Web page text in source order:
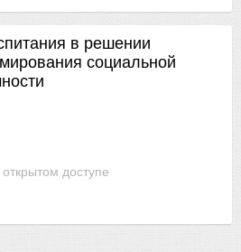
доступе
в решении
социальной